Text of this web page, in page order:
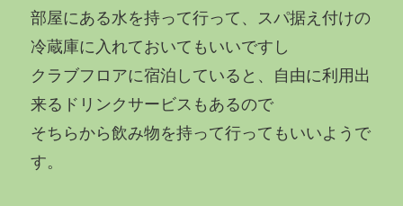
部屋にある水を持って行って、スパ据え付けの
冷蔵庫に入れておいてもいいですし
クラブフロアに宿泊していると、自由に利用出
来るドリンクサービスもあるので
そちらから飲み物を持って行ってもいいようで
す。